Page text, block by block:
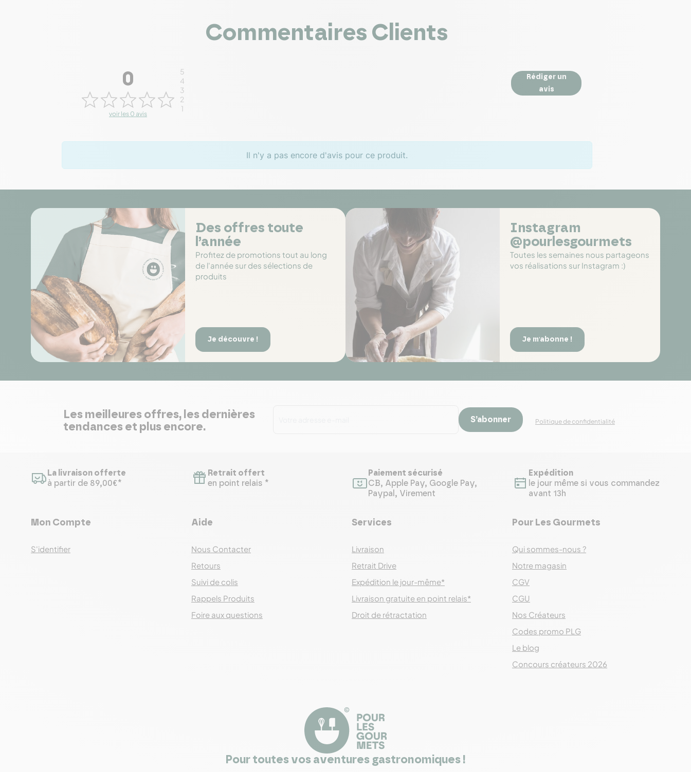
Commentaires Clients
0
voir les 0 avis
5
4
3
2
1
Rédiger un
avis
Il n'y a pas encore d'avis pour ce produit.
Des offres toute
l’année
Profitez de promotions tout au long
de l'année sur des sélections de
produits
Je découvre !
Instagram
@pourlesgourmets
Toutes les semaines nous partageons
vos réalisations sur Instagram :)
Je m'abonne !
Les meilleures offres, les dernières
tendances et plus encore.
S’abonner Politique de confidentialité
La livraison offerte
à partir de 89,00€*
Retrait offert
en point relais *
Paiement sécurisé
CB, Apple Pay, Google Pay,
Paypal, Virement
Expédition
le jour même si vous commandez
avant 13h
Mon Compte
S'identifier
Aide
Nous Contacter
Retours
Suivi de colis
Rappels Produits
Foire aux questions
Services
Livraison
Retrait Drive
Expédition le jour-même*
Livraison gratuite en point relais*
Droit de rétractation
Pour Les Gourmets
Qui sommes-nous ?
Notre magasin
CGV
CGU
Nos Créateurs
Codes promo PLG
Le blog
Concours créateurs 2026
Pour toutes vos aventures gastronomiques !